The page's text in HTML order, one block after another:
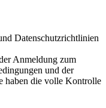
Datenschutzrichtlinien
Anmeldung zum
und der
haben die volle Kontrolle